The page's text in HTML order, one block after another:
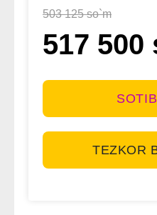
503 125 so`m
517 500
TEZKOR